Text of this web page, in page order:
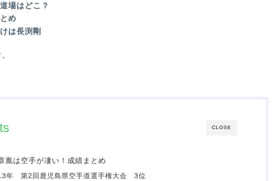
場はどこ？
め
は長渕剛
CLOSE
胤は空手が凄い！成績まとめ
年 第2回鹿児島県空手道選手権大会 3位